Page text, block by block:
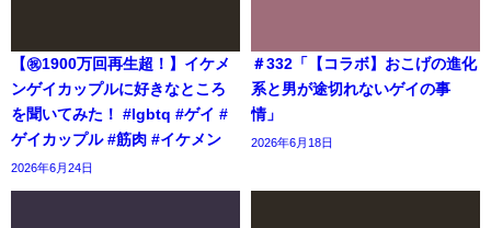
【㊗️1900万回再生超！】イケメ
ンゲイカップルに好きなところ
を聞いてみた！ #lgbtq #ゲイ #
ゲイカップル #筋肉 #イケメン
2026年6月24日
＃332「【コラボ】おこげの進化
系と男が途切れないゲイの事
情」
2026年6月18日